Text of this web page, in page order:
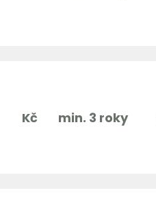
Kč min. 3 roky